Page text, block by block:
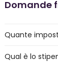
Domande
Quante
Qual è lo